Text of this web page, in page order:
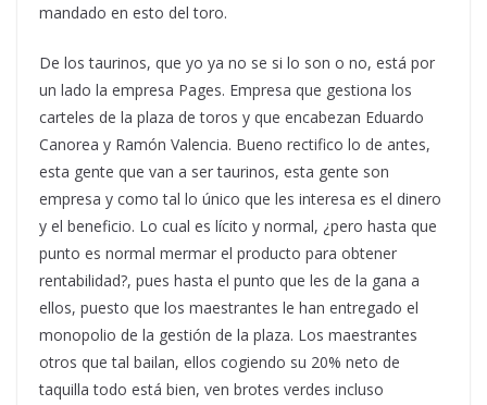
mandado en esto del toro.
De los taurinos, que yo ya no se si lo son o no, está por
un lado la empresa Pages. Empresa que gestiona los
carteles de la plaza de toros y que encabezan Eduardo
Canorea y Ramón Valencia. Bueno rectifico lo de antes,
esta gente que van a ser taurinos, esta gente son
empresa y como tal lo único que les interesa es el dinero
y el beneficio. Lo cual es lícito y normal, ¿pero hasta que
punto es normal mermar el producto para obtener
rentabilidad?, pues hasta el punto que les de la gana a
ellos, puesto que los maestrantes le han entregado el
monopolio de la gestión de la plaza. Los maestrantes
otros que tal bailan, ellos cogiendo su 20% neto de
taquilla todo está bien, ven brotes verdes incluso